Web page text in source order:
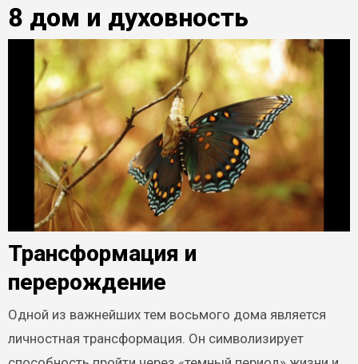
8 дом и духовность
Трансформация и
перерождение
Одной из важнейших тем восьмого дома является
личностная трансформация. Он символизирует